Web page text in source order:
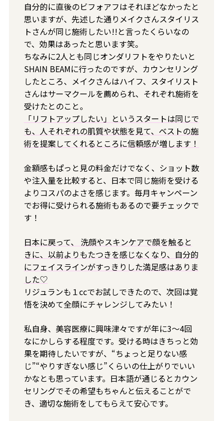
自分的に直後のビフォアフはそれほどなかったと
思いますが、先述した通りメイクさんスタイリス
トさんが同じ施術したい!!と言ったくらいなの
で、効果はあったと思います笑。
ちなみに2人とも同じオンダリフトをやりたいと
SHAIN BEAMに行ったのですが、カウンセリング
したところ、メイクさんはハイフ、スタイリスト
さんはサーマクールを薦められ、それぞれ施術を
受けたとのこと。
「リフトアップしたい」というスタートは同じで
も、人それぞれの肌質や状態を見て、ベストの施
術を提案してくれるところに信頼感が増します！
金額感もぱっと見の料金だけでなく、ショット数
や注入量を比較すると、日本で同じ施術を受ける
よりコスパのよさを感じます。毎月キャンペーン
でお得に受けられる施術もあるので要チェックで
す！
日本に戻って、 洗顔やスキンケアで顔を触ると
きに、以前よりもたつきを感じなくなり、自分的
にフェイスラインがすっきりした満足感はありま
した♡
リジュランも１ccでお試しできたので、次回は覚
悟を決めて全顔にチャレンジしてみたい！
私自身、美容医療に興味津々ですが年に3～4回
なにかしらする程度です。受ける時はきちっと効
果を期待したいですが、“ちょっと足りない感
じ”“やりすぎない感じ”くらいの仕上がりでいい
かなとも思っています。日本語が通じるとカウン
セリングでその希望もちゃんと伝えることがで
き、適切な施術をしてもらえて安心です。